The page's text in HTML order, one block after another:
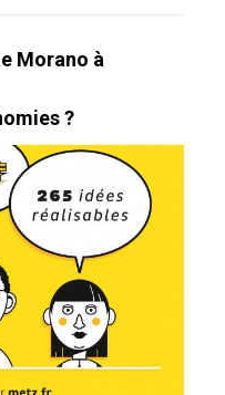
Morano à
?